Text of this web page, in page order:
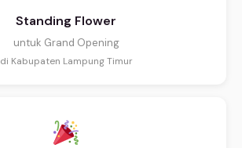
Standing Flower
untuk Grand Opening
di Kabupaten Lampung Timur